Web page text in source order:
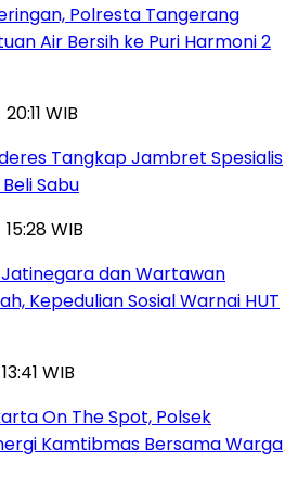
Polresta Tangerang
Air Bersih ke Puri Harmoni 2
WIB
Tangkap Jambret Spesialis
Sabu
WIB
dan Wartawan
Kepedulian Sosial Warnai HUT
WIB
On The Spot, Polsek
Kamtibmas Bersama Warga